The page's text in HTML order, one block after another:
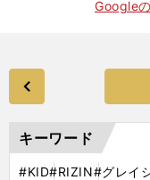
Google
キーワード
#KID#RIZIN#グレイ